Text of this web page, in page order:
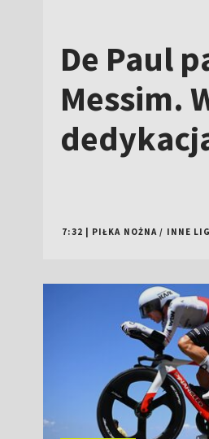
De Paul
Messim.
7:32 PIŁKA NOŻNA / INNE